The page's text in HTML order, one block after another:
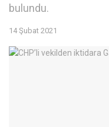
bulundu.
14 Şubat 2021